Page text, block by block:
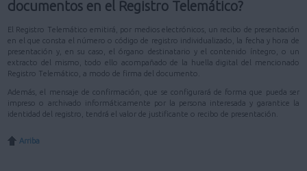
documentos en el Registro Telemático?
El Registro Telemático emitirá, por medios electrónicos, un recibo de presentación
en el que consta el número o código de registro individualizado, la fecha y hora de
presentación y, en su caso, el órgano destinatario y el contenido íntegro, o un
extracto del mismo, todo ello acompañado de la huella digital del mencionado
Registro Telemático, a modo de firma del documento.
Además, el mensaje de confirmación, que se configurará de forma que pueda ser
impreso o archivado informáticamente por la persona interesada y garantice la
identidad del registro, tendrá el valor de justificante o recibo de presentación.
Arriba